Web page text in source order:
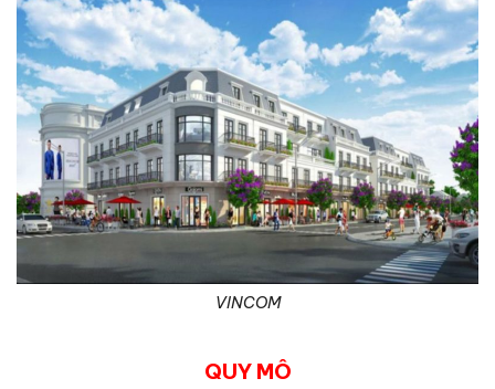
VINCOM
QUY MÔ